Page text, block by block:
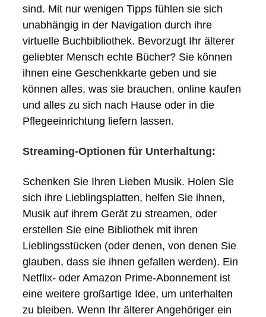
sind. Mit nur wenigen Tipps fühlen sie sich
unabhängig in der Navigation durch ihre
virtuelle Buchbibliothek. Bevorzugt Ihr älterer
geliebter Mensch echte Bücher? Sie können
ihnen eine Geschenkkarte geben und sie
können alles, was sie brauchen, online kaufen
und alles zu sich nach Hause oder in die
Pflegeeinrichtung liefern lassen.
Streaming-Optionen für Unterhaltung:
Schenken Sie Ihren Lieben Musik. Holen Sie
sich ihre Lieblingsplatten, helfen Sie ihnen,
Musik auf ihrem Gerät zu streamen, oder
erstellen Sie eine Bibliothek mit ihren
Lieblingsstücken (oder denen, von denen Sie
glauben, dass sie ihnen gefallen werden). Ein
Netflix- oder Amazon Prime-Abonnement ist
eine weitere großartige Idee, um unterhalten
zu bleiben. Wenn Ihr älterer Angehöriger ein